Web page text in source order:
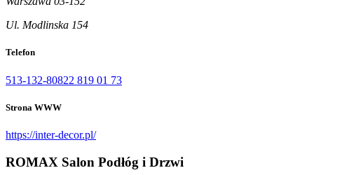
Ul. Modlinska 154
Telefon
513-132-80822 819 01 73
Strona WWW
https://inter-decor.pl/
ROMAX Salon Podłóg i Drzwi